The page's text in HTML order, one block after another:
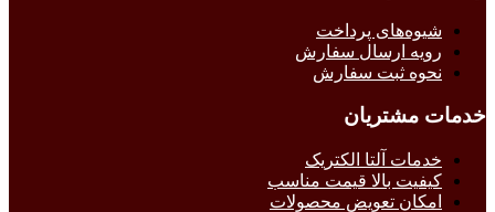
شیوه‌های پرداخت
رویه ارسال سفارش
نحوه ثبت سفارش
خدمات مشتریان
خدمات آلتا الکتریک
کیفیت بالا قیمت مناسب
امکان تعویض محصولات